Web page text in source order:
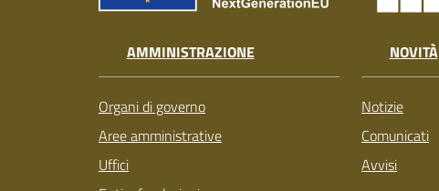
AMMINISTRAZIONE
Organi di governo
Aree amministrative
Uffici
NOVITÀ
Notizie
Comunicati
Avvisi